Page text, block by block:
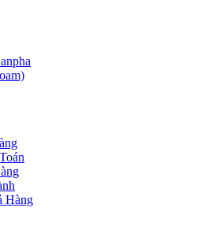
Hàng